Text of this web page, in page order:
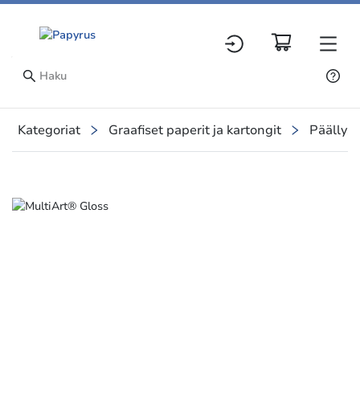
Kategoriat Graafiset paperit ja kartongit
Slide 1 of 1